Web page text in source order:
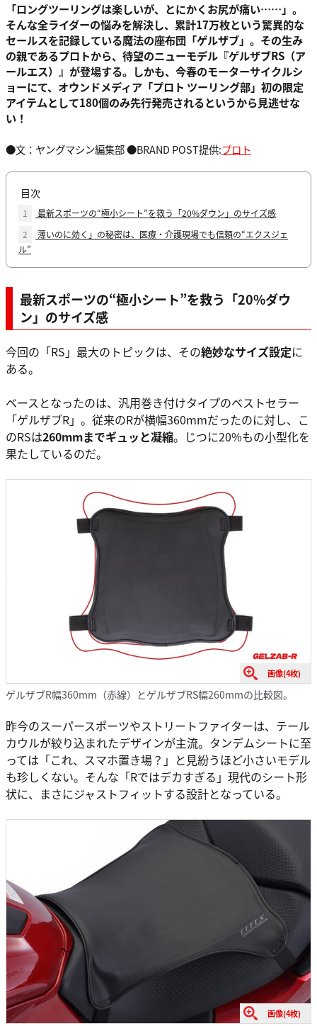
「ロングツーリングは楽しいが、とにかくお尻が痛い……」。
そんな全ライダーの悩みを解決し、累計17万枚という驚異的な
セールスを記録している魔法の座布団「ゲルザブ」 。その生み
の親であるプロトから、待望のニューモデル 『ゲルザブRS（ア
ールエス）』が登場する。しかも、今春のモーターサイクルシ
ョーにて、オウンドメディア「プロト ツーリング部」初の限定
アイテムとして180個のみ先行発売されるというから見逃せな
い！
●文：ヤングマシン編集部 ●BRAND POST提供:プロト
目次
1
最新スポーツの“極小シート”を救う「20%ダウン」のサイズ感
2
薄いのに効く」の秘密は、医療・介護現場でも信頼の“エクスジェ
ル”
最新スポーツの“極小シート”を救う「20%ダウ
ン」のサイズ感
今回の「RS」最大のトピックは、その絶妙なサイズ設定に
ある。
ベースとなったのは、汎用巻き付けタイプのベストセラー
「ゲルザブR」。従来のRが横幅360mmだったのに対し、こ
のRSは260mmまでギュッと凝縮。じつに20%もの小型化を
果たしているのだ。
画像(4枚)
ゲルザブR幅360mm（赤線）とゲルザブRS幅260mmの比較図。
昨今のスーパースポーツやストリートファイターは、テール
カウルが絞り込まれたデザインが主流。タンデムシートに至
っては「これ、スマホ置き場？」と見紛うほど小さいモデル
も珍しくない。そんな「Rではデカすぎる」現代のシート形
状に、まさにジャストフィットする設計となっている。
画像(4枚)